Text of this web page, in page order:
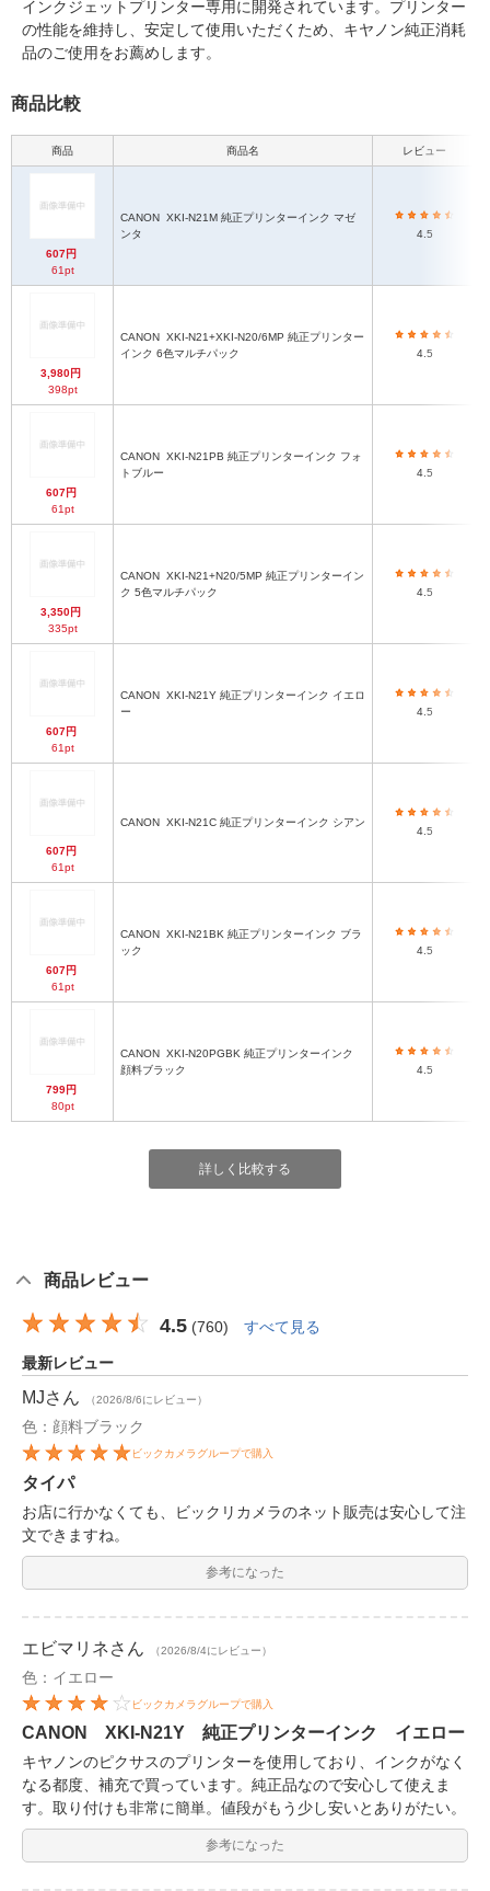
インクジェットプリンター専用に開発されています。プリンター
の性能を維持し、安定して使用いただくため、キヤノン純正消耗
品のご使用をお薦めします。
商品比較
商品 商品名 レビュー
607円
61pt
CANON
ンタ
4.5
3,980円
398pt
CANON
インク 6色マルチパック
4.5
607円
61pt
CANON
トブルー
4.5
3,350円
335pt
CANON
ク 5色マルチパック
4.5
607円
61pt
CANON
ー
4.5
607円
61pt
CANON XKI-N21C 純正プリンターインク シアン
4.5
607円
61pt
CANON
ック
4.5
799円
80pt
CANON
顔料ブラック
4.5
詳しく比較する
商品レビュー
4.5 (760) すべて見る
最新レビュー
MJさん （2026/8/6にレビュー）
色：顔料ブラック
ビックカメラグループで購入
タイパ
お店に行かなくても、ビックリカメラのネット販売は安心して注
文できますね。
参考になった
エビマリネさん （2026/8/4にレビュー）
色：イエロー
ビックカメラグループで購入
CANON XKI-N21Y 純正プリンターインク イエロー
キヤノンのピクサスのプリンターを使用しており、インクがなく
なる都度、補充で買っています。純正品なので安心して使えま
す。取り付けも非常に簡単。値段がもう少し安いとありがたい。
参考になった